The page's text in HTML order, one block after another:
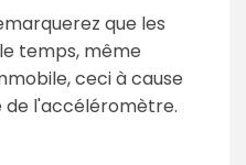
que les
temps, même
ceci à cause
de l'accéléromètre.